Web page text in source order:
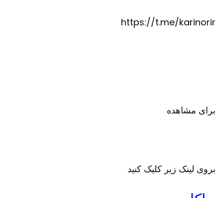
https://t.me/karinorir
برای مشاهده
بروی لینک زیر کلیک کنید